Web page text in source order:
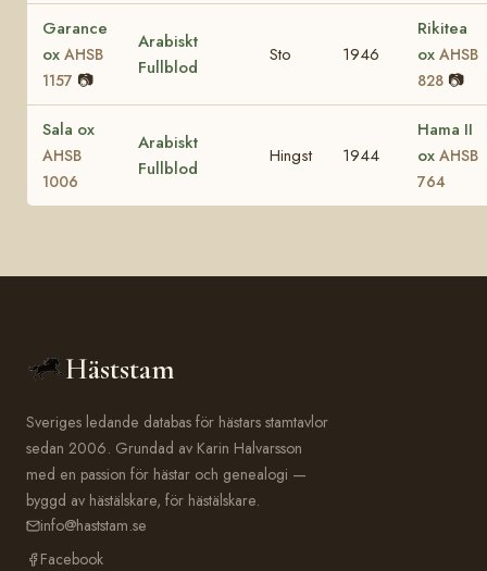
Garance
ox AHSB
1157 📷
Arabiskt
Fullblod
Sto 1946
Rikitea
ox AHSB
828 📷
Sala ox
AHSB
1006
Arabiskt
Fullblod
Hingst 1944
Hama II
ox AHSB
764
Häststam
Sveriges ledande databas för hästars stamtavlor
sedan 2006. Grundad av Karin Halvarsson
med en passion för hästar och genealogi —
byggd av hästälskare, för hästälskare.
info@haststam.se
Facebook